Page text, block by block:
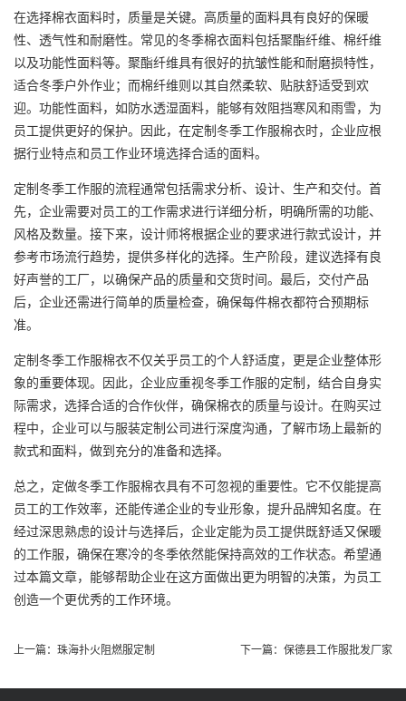
在选择棉衣面料时，质量是关键。高质量的面料具有良好的保暖
性、透气性和耐磨性。常见的冬季棉衣面料包括聚酯纤维、棉纤维
以及功能性面料等。聚酯纤维具有很好的抗皱性能和耐磨损特性，
适合冬季户外作业；而棉纤维则以其自然柔软、贴肤舒适受到欢
迎。功能性面料，如防水透湿面料，能够有效阻挡寒风和雨雪，为
员工提供更好的保护。因此，在定制冬季工作服棉衣时，企业应根
据行业特点和员工作业环境选择合适的面料。
定制冬季工作服的流程通常包括需求分析、设计、生产和交付。首
先，企业需要对员工的工作需求进行详细分析，明确所需的功能、
风格及数量。接下来，设计师将根据企业的要求进行款式设计，并
参考市场流行趋势，提供多样化的选择。生产阶段，建议选择有良
好声誉的工厂，以确保产品的质量和交货时间。最后，交付产品
后，企业还需进行简单的质量检查，确保每件棉衣都符合预期标
准。
定制冬季工作服棉衣不仅关乎员工的个人舒适度，更是企业整体形
象的重要体现。因此，企业应重视冬季工作服的定制，结合自身实
际需求，选择合适的合作伙伴，确保棉衣的质量与设计。在购买过
程中，企业可以与服装定制公司进行深度沟通，了解市场上最新的
款式和面料，做到充分的准备和选择。
总之，定做冬季工作服棉衣具有不可忽视的重要性。它不仅能提高
员工的工作效率，还能传递企业的专业形象，提升品牌知名度。在
经过深思熟虑的设计与选择后，企业定能为员工提供既舒适又保暖
的工作服，确保在寒冷的冬季依然能保持高效的工作状态。希望通
过本篇文章，能够帮助企业在这方面做出更为明智的决策，为员工
创造一个更优秀的工作环境。
上一篇： 珠海扑火阻燃服定制 下一篇： 保德县工作服批发厂家